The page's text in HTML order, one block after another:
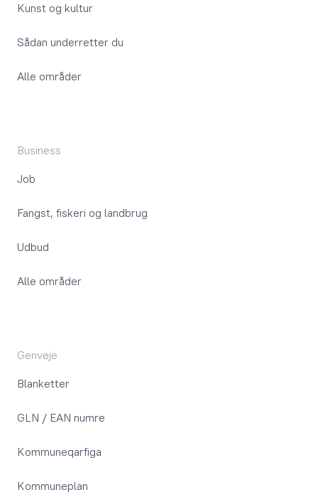
Kunst og kultur
Sådan underretter du
Alle områder
Business
Job
Fangst, fiskeri og landbrug
Udbud
Alle områder
Genveje
Blanketter
GLN / EAN numre
Kommuneqarfiga
Kommuneplan